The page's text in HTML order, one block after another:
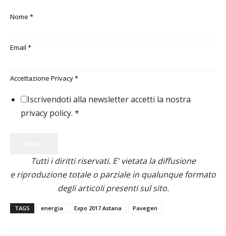
Nome *
Email *
Accettazione Privacy*
Iscrivendoti alla newsletter accetti la nostra
privacy policy. *
Tutti i diritti riservati. E' vietata la diffusione
e riproduzione totale o parziale in qualunque formato
degli articoli presenti sul sito.
TAGS energia Expo 2017 Astana Pavegen